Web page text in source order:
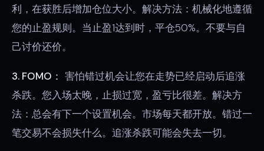
利，在获胜后增加仓位大小。解决方法：机械化地遵循
您的止盈规则。当止盈1达到时，平仓50%。不要与自
己讨价还价。
3. FOMO： 害怕错过机会让您在走势已经启动后追涨
杀跌。您入场太晚，止损过宽，盈亏比很差。解决方
法：总会有下一个设置机会。市场每天都开放。错过一
笔交易不会损失什么。追涨杀跌可能会失去一切。